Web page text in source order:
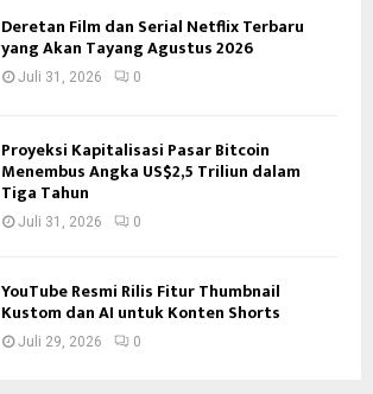
Deretan Film dan Serial Netflix Terbaru
yang Akan Tayang Agustus 2026
Juli 31, 2026 0
Proyeksi Kapitalisasi Pasar Bitcoin
Menembus Angka US$2,5 Triliun dalam
Tiga Tahun
Juli 31, 2026 0
YouTube Resmi Rilis Fitur Thumbnail
Kustom dan AI untuk Konten Shorts
Juli 29, 2026 0